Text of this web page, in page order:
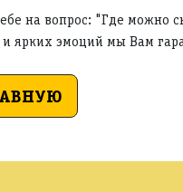
на вопрос: "Где можно
ярких эмоций мы Вам